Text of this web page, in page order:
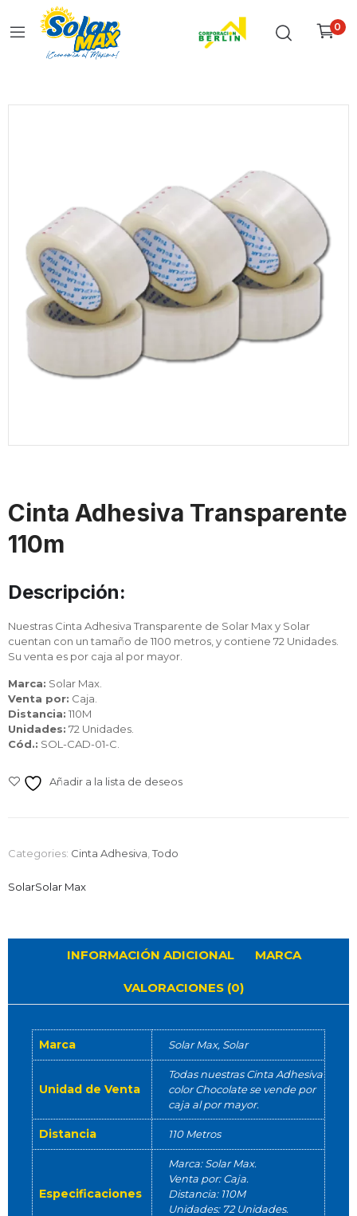
0
Cinta Adhesiva Transparente
110m
Descripción:
Nuestras Cinta Adhesiva Transparente de Solar Max y Solar
cuentan con un tamaño de 1100 metros, y contiene 72 Unidades.
Su venta es por caja al por mayor.
Marca: Solar Max.
Venta por: Caja.
Distancia: 110M
Unidades: 72 Unidades.
Cód.: SOL-CAD-01-C.
Añadir a la lista de deseos
Categories: Cinta Adhesiva ,Todo
SolarSolar Max
INFORMACIÓN ADICIONAL MARCA
VALORACIONES (0)
Marca Solar Max, Solar
Unidad de Venta
Todas nuestras Cinta Adhesiva
color Chocolate se vende por
caja al por mayor.
Distancia 110 Metros
Especificaciones
Marca: Solar Max.
Venta por: Caja.
Distancia: 110M
Unidades: 72 Unidades.